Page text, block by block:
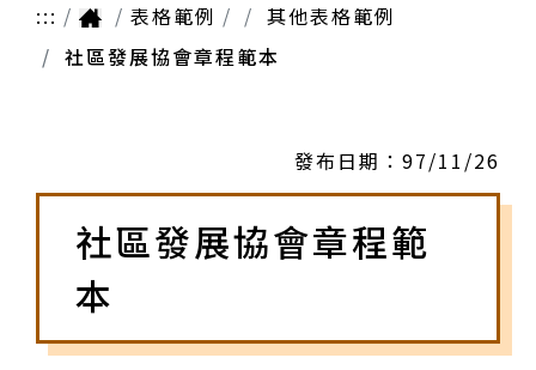
::: 表格範例
其他表格範例
社區發展協會章程範本
發布日期： 97/11/26
社區發展協會章程範
本